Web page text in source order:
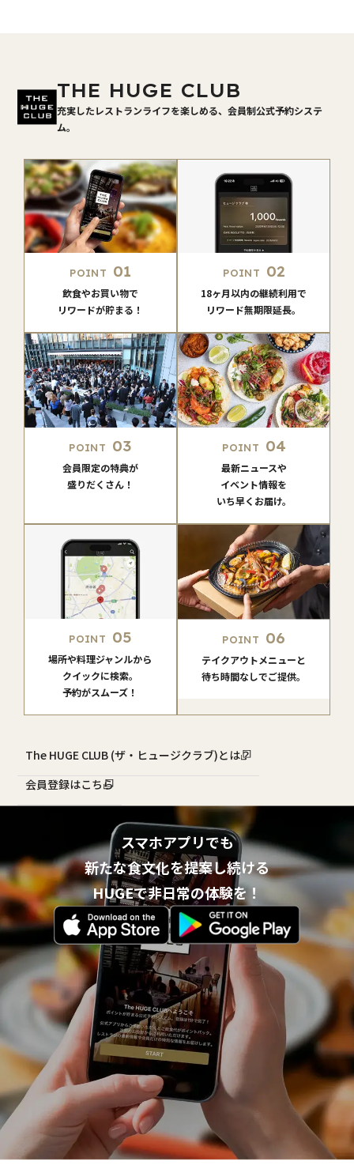
THE HUGE CLUB
充実したレストランライフを楽しめる、会員制公式予約システ
ム。
POINT 01
飲食やお買い物で
リワードが貯まる！
POINT 02
18ヶ月以内の継続利用で
リワード無期限延長。
POINT 03
会員限定の特典が
盛りだくさん！
POINT 04
最新ニュースや
イベント情報を
いち早くお届け。
POINT 05
場所や料理ジャンルから
クイックに検索。
予約がスムーズ！
POINT 06
テイクアウトメニューと
待ち時間なしでご提供。
The HUGE CLUB (ザ・ヒュージクラブ)とは？
会員登録はこちら
スマホアプリでも
新たな食文化を提案し続ける
HUGEで非日常の体験を！